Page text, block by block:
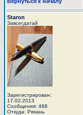
Staron
Завсегдатай
Зарегистрирован:
17.02.2013
Сообщения: 468
Откуда: Рязань